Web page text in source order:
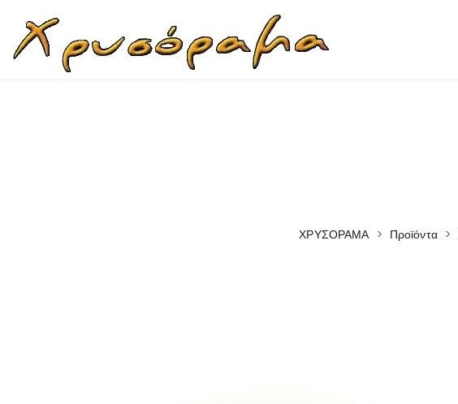
ΧΡΥΣΟΡΑΜΑ > Προϊόντα >